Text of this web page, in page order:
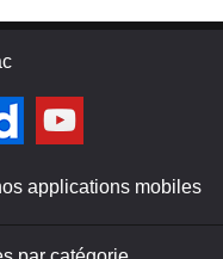
applications mobiles